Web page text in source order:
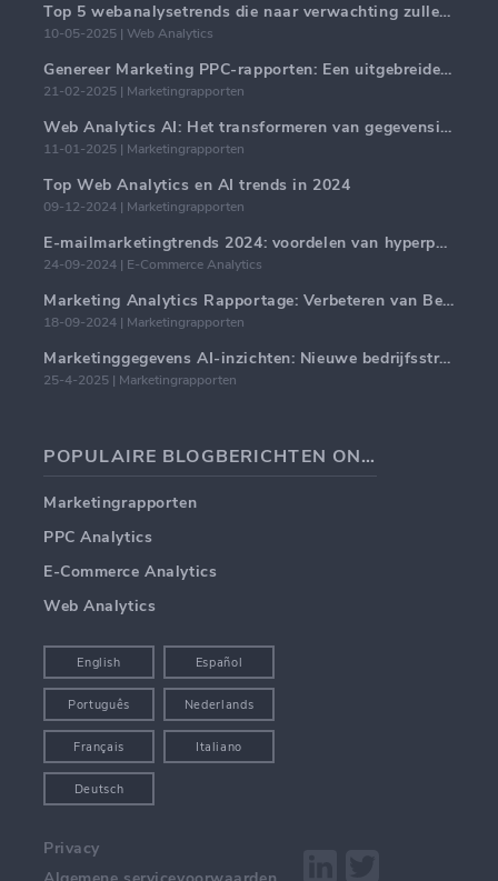
Top 5 webanalysetrends die naar verwachting zullen domineren in 2025
10-05-2025 | Web Analytics
Genereer Marketing PPC-rapporten: Een uitgebreide handleiding
21-02-2025 | Marketingrapporten
Web Analytics AI: Het transformeren van gegevensinzichten met precisie
11-01-2025 | Marketingrapporten
Top Web Analytics en AI trends in 2024
09-12-2024 | Marketingrapporten
E-mailmarketingtrends 2024: voordelen van hyperpersonalisatie
24-09-2024 | E-Commerce Analytics
Marketing Analytics Rapportage: Verbeteren van Bedrijfsinzichten
18-09-2024 | Marketingrapporten
Marketinggegevens AI-inzichten: Nieuwe bedrijfsstrategieën voor 2024
25-4-2025 | Marketingrapporten
POPULAIRE BLOGBERICHTEN ONDERWERPEN
Marketingrapporten
PPC Analytics
E-Commerce Analytics
Web Analytics
English Español
Português Nederlands
Français Italiano
Deutsch
Privacy